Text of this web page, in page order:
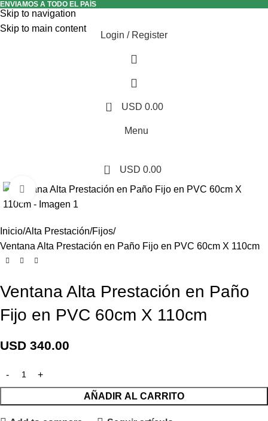
Skip to navigation
Skip to main content
ENVIAMOS A TODO EL PAÍS
Login / Register
0 USD 0.00
Menu
0 USD 0.00
Click to enlarge
Inicio Alta Prestación Fijos
Ventana Alta Prestación en Paño Fijo en PVC 60cm X 110cm
Ventana Alta Prestación en Paño
Fijo en PVC 60cm X 110cm
USD 340.00
AÑADIR AL CARRITO